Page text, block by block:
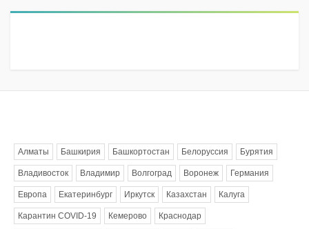
Алматы Башкирия Башкортостан Белоруссия Бурятия
Владивосток Владимир Волгоград Воронеж Германия
Европа Екатеринбург Иркутск Казахстан Калуга
Карантин COVID-19 Кемерово Краснодар